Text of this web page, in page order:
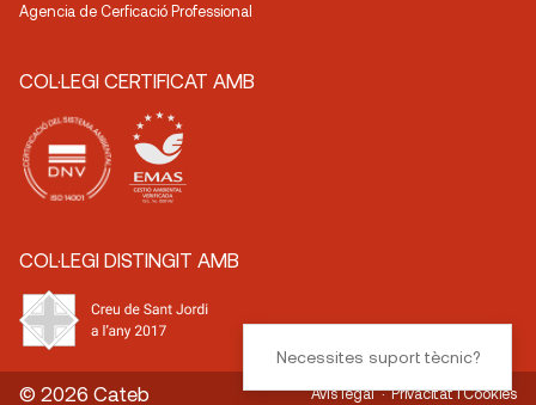
Agencia de Cerficació Professional
COL·LEGI CERTIFICAT AMB
COL·LEGI DISTINGIT AMB
© 2026 Cateb Avís legal Privacitat i Cookies
Necessites suport tècnic?